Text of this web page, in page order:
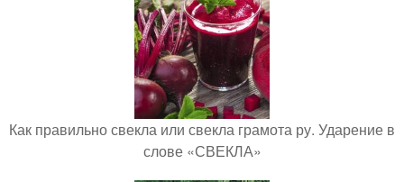
Как правильно свекла или свекла грамота ру. Ударение в
слове «СВЕКЛА»